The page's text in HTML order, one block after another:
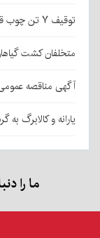
توقیف ۷ تن چوب قاچاق تاغ در رفسنجان
متخلفان کشت
آگهی مناقصه عمومی دو
یارانه و کالابرگ به
ما را